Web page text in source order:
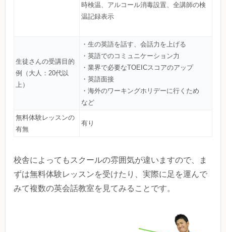
時検温、アルコール消毒設置、全講師の検
温記録表示
生徒さんの受講目的
例（大人：20代以
上）
・生の英語を話す、会話力を上げる
・英語でのコミュニケーション力
・業界で必要なTOEICスコアのアップ
・英語面接
・海外のワーキングホリデーに行くため
など
無料体験レッスンの
有無
有り
校舎によってもスクールの雰囲気が違いますので、ま
ずは無料体験レッスンを受けたり、実際に足を運んで
みて複数の英会話教室を見てみることです。